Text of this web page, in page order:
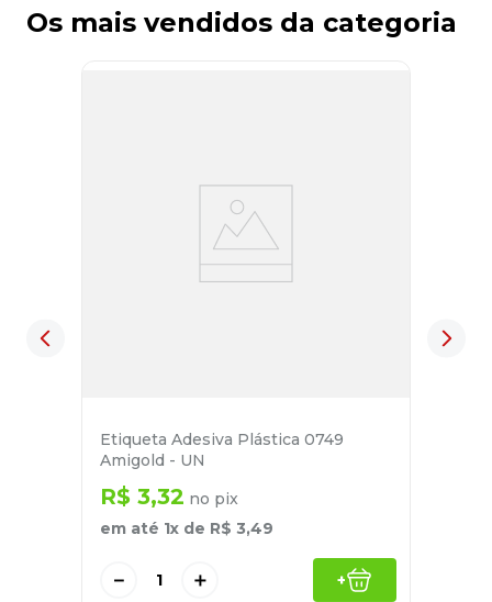
Os mais vendidos da categoria
Etiqueta Adesiva Plástica 0749
Amigold - UN
R$ 3,32 no pix
em até 1x de R$ 3,49
＋
－ +